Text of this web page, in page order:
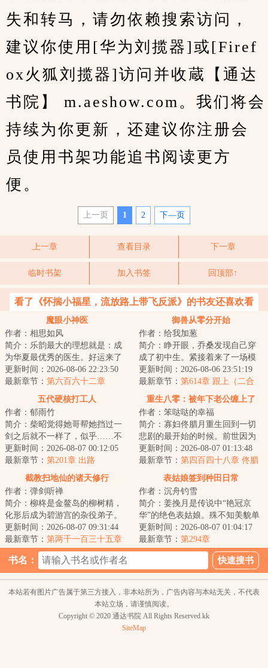
失和转马，请勿依赖搜索访问，
建议你使用[华为刘揽器]或[Firef
ox火狐刘揽器]访问并收蔵【通达
书院】 m.aeshow.com。我们将会
持续为你更新，还建议你注册会
员使用书架功能追书阅读更方
便。
上一页 1 2 下—页
上一章 查看目录 下一章
临时书架 加入书签 回顶部↑
看了《怀揣小福星，流放路上带飞反派》的书友还喜欢看
魔眼小神医
作者：相思如风
简介：乐韵最大的理想就是：成
为华夏最优秀的医生。好运来了
挡不住，高考前无意间开启一个
系统，双眼获得...
更新时间：2026-08-06 22:23:50
最新章节： 第六百六十二章
御兽从零分开始
作者：给我加葱
简介：睁开眼，乔桑发现自己穿
成了初中生。紧接着来了一场模
拟考。毕业她怕了吗？她怕
了……这考的都什么...
更新时间：2026-08-06 23:51:19
最新章节： 第614章 跟上（二合
一）
五代硬核打工人
作者：郁雨竹
简介：柴昭觉得她哥帮她挡过一
剑之后就不一样了，似乎……不
是他了。他总会说些郑先生都没
听过的，她听起...
更新时间：2026-08-07 00:12:05
最新章节： 第201章 出路
重生八零：被年下老公缠上了
作者：笨哒哒的幸福
简介：寡妇佟腊月重生回到一切
悲剧的最开始的时候。前世因为
改嫁宋大龙，踏上了一条不归
路。重生归来的第...
更新时间：2026-08-07 01:13:48
最新章节： 第四百四十八章 佟腊
月改变了我的一生
截教扫地仙的诸天修行
作者：弹剑听禅
简介：柳柊是金鳌岛的柳树精，
化形后成为碧游宫的杂役弟子。
实际上，柳柊是杨眉大仙的后
裔，具有变异的时...
更新时间：2026-08-07 09:31:44
最新章节： 第两千一百三十五章
神仙炮灰10
表姑娘签到种田日常
作者：沉舟钓雪
简介：姜挽月是传说中“艳冠京
华”的绝色表姑娘。殊不知美貌单
出从来都是死局。想打破死局，
要么有挂，要...
更新时间：2026-08-07 01:04:17
最新章节： 第294章
书名：
本站若有图片广告属于第三方接入，非本站所为，广告内容与本站无关，不代表
本站立场，请谨慎阅读。
Copyright © 2020 通达书院 All Rights Reserved.kk
SiteMap